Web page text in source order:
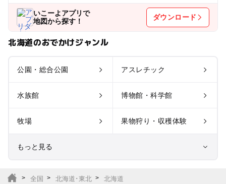
いこーよアプリで
地図から探す！
ダウンロード
北海道のおでかけジャンル
公園・総合公園 アスレチック
水族館 博物館・科学館
牧場 果物狩り・収穫体験
もっと見る
全国 北海道･東北 北海道